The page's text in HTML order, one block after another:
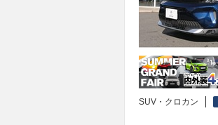
SUV・クロカン